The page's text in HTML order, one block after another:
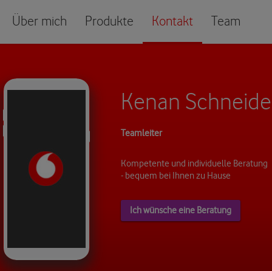
Über mich Produkte Kontakt Team
Kenan
Teamleiter
Kompetente und individuelle Beratung
- bequem bei Ihnen zu Hause
Ich wünsche eine Beratung